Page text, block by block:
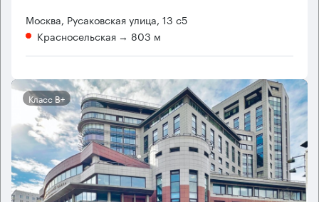
Москва, Русаковская улица, 13 с5
Красносельская → 803 м
Класс B+